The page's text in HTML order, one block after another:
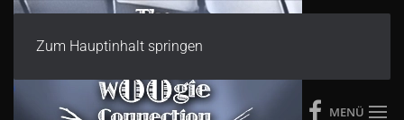
Zum Hauptinhalt springen
MENÜ